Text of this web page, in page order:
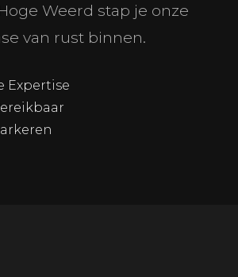
Weerd stap je onze
van rust binnen.
Expertise